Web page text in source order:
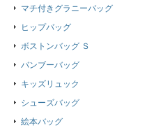
マチ付きグラニーバッグ
ヒップバッグ
ボストンバッグ Ｓ
バンブーバッグ
キッズリュック
シューズバッグ
絵本バッグ